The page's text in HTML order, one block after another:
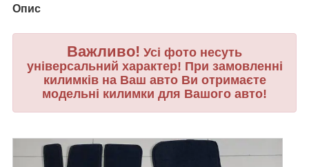
Опис
Важливо! Усі фото несуть
універсальний характер! При замовленні
килимків на Ваш авто Ви отримаєте
модельні килимки для Вашого авто!